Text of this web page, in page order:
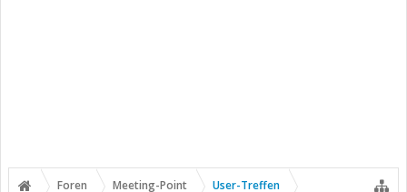
Foren Meeting-Point User-Treffen